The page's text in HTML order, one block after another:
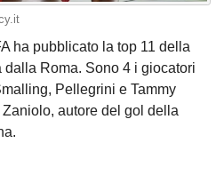
ha pubblicato la top 11 della
Roma. Sono 4 i giocatori
Pellegrini e Tammy
autore del gol della